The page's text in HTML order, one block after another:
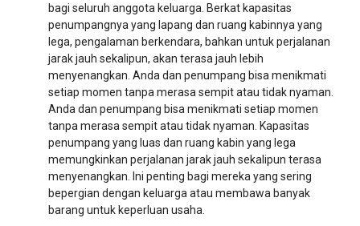
bagi seluruh anggota keluarga. Berkat kapasitas
penumpangnya yang lapang dan ruang kabinnya yang
lega, pengalaman berkendara, bahkan untuk perjalanan
jarak jauh sekalipun, akan terasa jauh lebih
menyenangkan. Anda dan penumpang bisa menikmati
setiap momen tanpa merasa sempit atau tidak nyaman.
Anda dan penumpang bisa menikmati setiap momen
tanpa merasa sempit atau tidak nyaman. Kapasitas
penumpang yang luas dan ruang kabin yang lega
memungkinkan perjalanan jarak jauh sekalipun terasa
menyenangkan. Ini penting bagi mereka yang sering
bepergian dengan keluarga atau membawa banyak
barang untuk keperluan usaha.